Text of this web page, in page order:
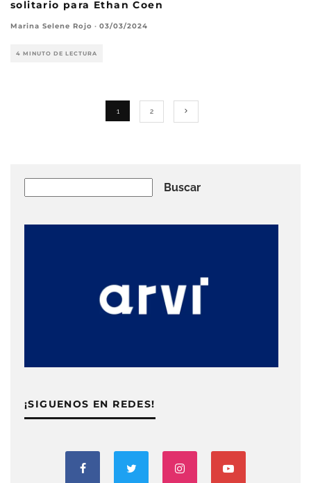
solitario para Ethan Coen
Marina Selene Rojo · 03/03/2024
4 MINUTO DE LECTURA
1 2
Buscar
¡SIGUENOS EN REDES!